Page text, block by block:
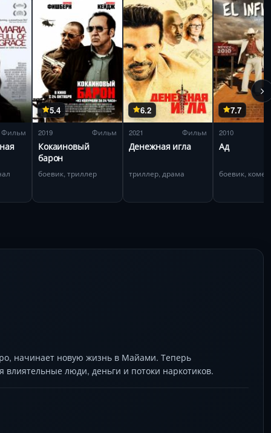
Фильм
5.4
2019 Фильм
Кокаиновый
барон
боевик, триллер
6.2
2021 Фильм
Денежная игла
триллер, драма
7.7
2010
Ад
боевик,
начинает новую жизнь в Майами. Теперь
люди, деньги и потоки наркотиков.